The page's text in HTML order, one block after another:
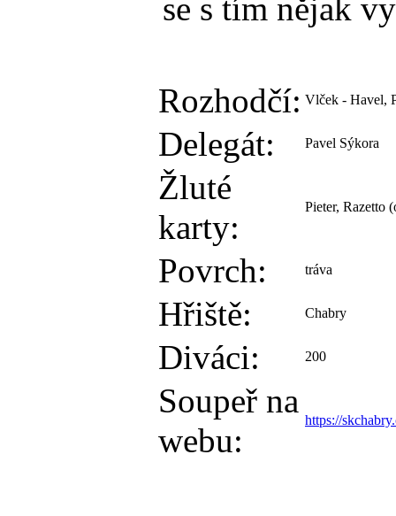
se s tím nějak
Rozhodčí: Vlček - Havel,
Delegát: Pavel Sýkora
Žluté
karty:
Pieter, Razetto
Povrch: tráva
Hřiště: Chabry
Diváci: 200
Soupeř na
webu:
https://